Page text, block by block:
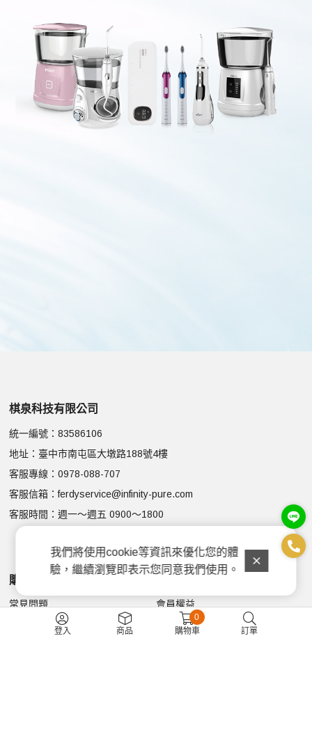
棋泉科技有限公司
統一編號：83586106
地址：臺中市南屯區大墩路188號4樓
客服專線：0978-088-707
客服信箱：ferdyservice@infinity-pure.com
客服時間：週一～週五 0900～1800
購物說明
常見問題
會員權益
隱私權政策
登入 商品 購物車
0
訂單
我們將使用cookie等資訊來優化您的體
驗，繼續瀏覽即表示您同意我們使用。